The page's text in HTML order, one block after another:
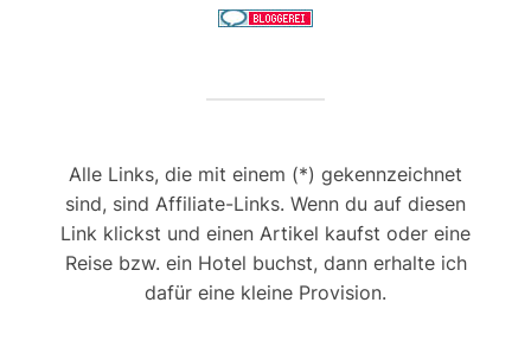
Alle Links, die mit einem (*) gekennzeichnet
sind, sind Affiliate-Links. Wenn du auf diesen
Link klickst und einen Artikel kaufst oder eine
Reise bzw. ein Hotel buchst, dann erhalte ich
dafür eine kleine Provision.